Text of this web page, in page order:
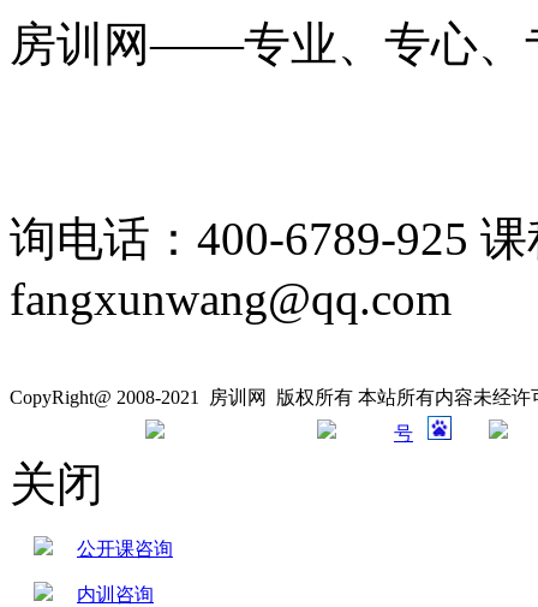
房训网——专业、专心、
询电话：400-6789-925
fangxunwang@qq.com
CopyRight@ 2008-2021 房训网 版权所有 本站所有内容未经
号
关闭
公开课咨询
内训咨询